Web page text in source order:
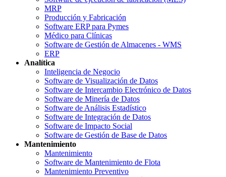
MRP
Producción y Fabricación
Software ERP para Pymes
Médico para Clínicas
Software de Gestión de Almacenes - WMS
ERP
Analítica
Inteligencia de Negocio
Software de Visualización de Datos
Software de Intercambio Electrónico de Datos
Software de Minería de Datos
Software de Análisis Estadístico
Software de Integración de Datos
Software de Impacto Social
Software de Gestión de Base de Datos
Mantenimiento
Mantenimiento
Software de Mantenimiento de Flota
Mantenimiento Preventivo